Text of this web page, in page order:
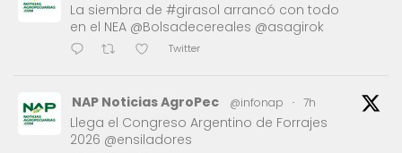
La siembra de #girasol arrancó con todo
en el NEA @Bolsadecereales @asagirok
Twitter
NAP Noticias AgroPec @infonap · 7h
Llega el Congreso Argentino de Forrajes
2026 @ensiladores